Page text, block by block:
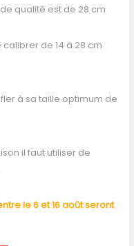
qualité est de 28 cm
de 14 à 28 cm
à sa taille optimum de
il faut utiliser de
le 6 et 16 août seront